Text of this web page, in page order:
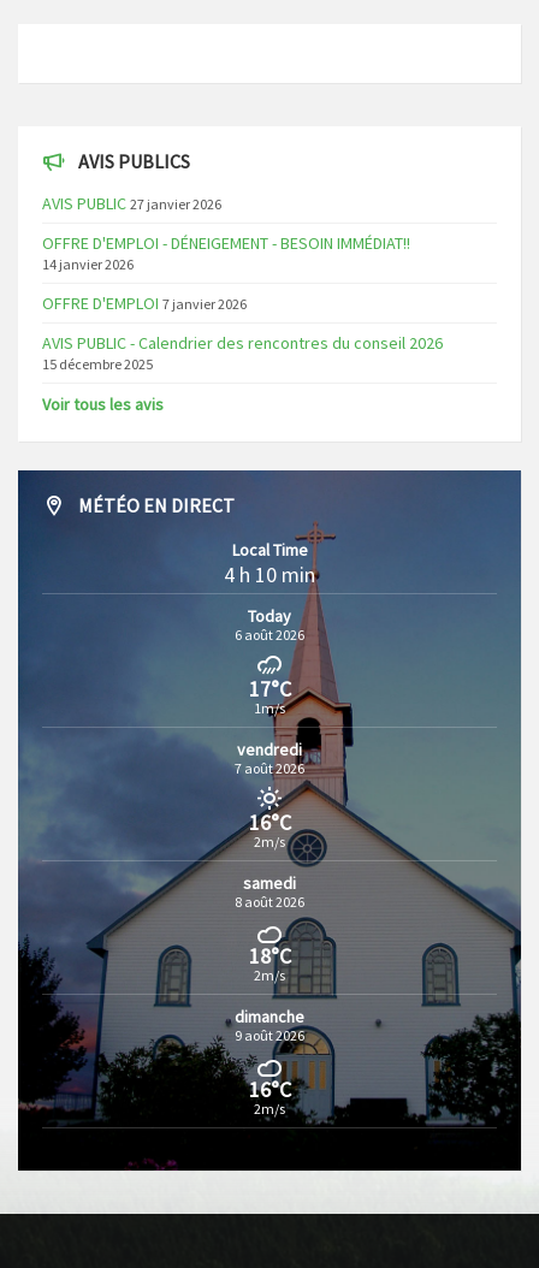
AVIS PUBLICS
AVIS PUBLIC 27 janvier 2026
OFFRE D'EMPLOI - DÉNEIGEMENT - BESOIN IMMÉDIAT!!
14 janvier 2026
OFFRE D'EMPLOI 7 janvier 2026
AVIS PUBLIC - Calendrier des rencontres du conseil 2026
15 décembre 2025
Voir tous les avis
MÉTÉO EN DIRECT
Local Time
4 h 10 min
Today
6 août 2026
17°C
1m/s
vendredi
7 août 2026
16°C
2m/s
samedi
8 août 2026
18°C
2m/s
dimanche
9 août 2026
16°C
2m/s